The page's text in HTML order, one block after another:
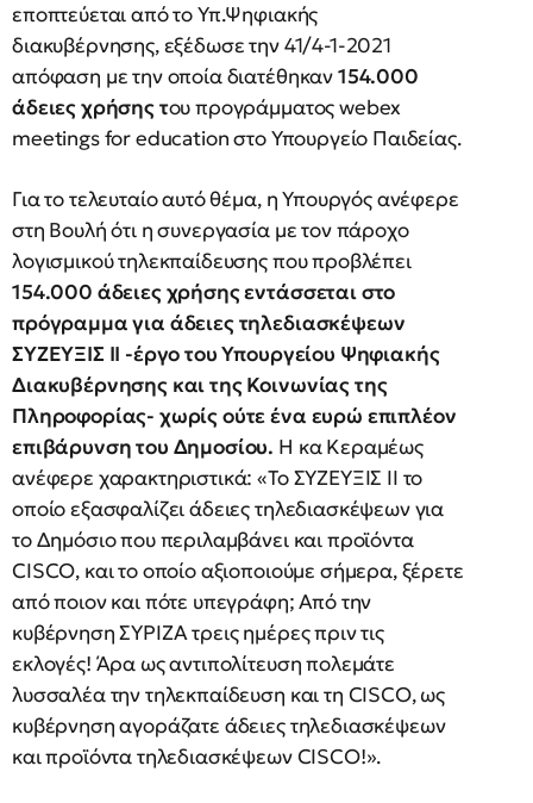
εποπτεύεται από το Υπ.Ψηφιακής
διακυβέρνησης, εξέδωσε την 41/4-1-2021
απόφαση με την οποία διατέθηκαν154.000
άδειες χρήσης του προγράμματος webex
meetings for education στο Υπουργείο Παιδείας.
Για το τελευταίο αυτό θέμα, η Υπουργός ανέφερε
στη Βουλή ότι η συνεργασία με τον πάροχο
λογισμικού τηλεκπαίδευσης που προβλέπει
154.000 άδειες χρήσης εντάσσεται στο
πρόγραμμα για άδειες τηλεδιασκέψεων
ΣΥΖΕΥΞΙΣ ΙΙ -έργο του Υπουργείου Ψηφιακής
Διακυβέρνησης και της Κοινωνίας της
Πληροφορίας- χωρίς ούτε ένα ευρώ επιπλέον
επιβάρυνση του Δημοσίου. Η κα Κεραμέως
ανέφερε χαρακτηριστικά: «Το ΣΥΖΕΥΞΙΣ ΙΙ το
οποίο εξασφαλίζει άδειες τηλεδιασκέψεων για
το Δημόσιο που περιλαμβάνει και προϊόντα
CISCO, και το οποίο αξιοποιούμε σήμερα, ξέρετε
από ποιον και πότε υπεγράφη; Από την
κυβέρνηση ΣΥΡΙΖΑ τρεις ημέρες πριν τις
εκλογές! Άρα ως αντιπολίτευση πολεμάτε
λυσσαλέα την τηλεκπαίδευση και τη CISCO, ως
κυβέρνηση αγοράζατε άδειες τηλεδιασκέψεων
και προϊόντα τηλεδιασκέψεων CISCO!».